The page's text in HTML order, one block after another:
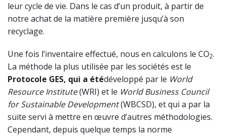
leur cycle de vie. Dans le cas d’un produit, à partir de
notre achat de la matière première jusqu’à son
recyclage.
Une fois l’inventaire effectué, nous en calculons le CO2.
La méthode la plus utilisée par les sociétés est le
Protocole GES, qui a étédéveloppé par le World
Resource Institute(WRI) et le World Business Council
for Sustainable Development(WBCSD), et qui a par la
suite servi à mettre en œuvre d’autres méthodologies.
Cependant, depuis quelque temps la norme